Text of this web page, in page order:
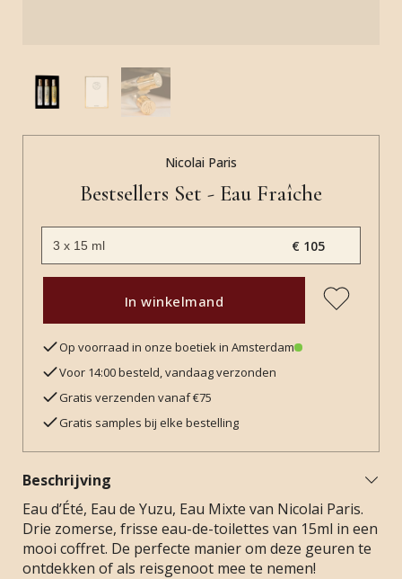
Nicolai Paris
Bestsellers Set - Eau Fraîche
€ 105
In winkelmand
Op voorraad in onze boetiek in Amsterdam
Voor 14:00 besteld, vandaag verzonden
Gratis verzenden vanaf €75
Gratis samples bij elke bestelling
Beschrijving
Eau d’Été, Eau de Yuzu, Eau Mixte van Nicolai Paris.
Drie zomerse, frisse eau-de-toilettes van 15ml in een
mooi coffret. De perfecte manier om deze geuren te
ontdekken of als reisgenoot mee te nemen!